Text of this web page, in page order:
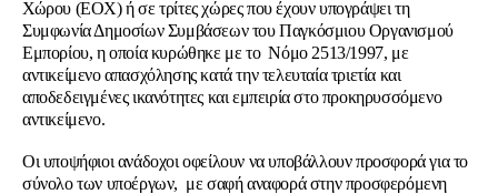
Χώρου (ΕΟΧ) ή σε τρίτες χώρες που έχουν υπογράψει τη
Συμφωνία Δημοσίων Συμβάσεων του Παγκόσμιου Οργανισμού
Εμπορίου, η οποία κυρώθηκε με το Νόμο 2513/1997, με
αντικείμενο απασχόλησης κατά την τελευταία τριετία και
αποδεδειγμένες ικανότητες και εμπειρία στο προκηρυσσόμενο
αντικείμενο.
Οι υποψήφιοι ανάδοχοι οφείλουν να υποβάλλουν προσφορά για το
σύνολο των υποέργων, με σαφή αναφορά στην προσφερόμενη